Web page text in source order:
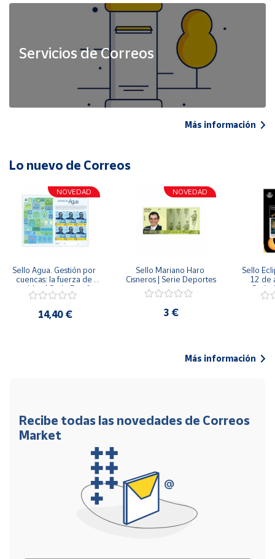
Servicios de Correos
Más información
Lo nuevo de Correos
NOVEDAD
Sello Agua. Gestión por
cuencas: la fuerza de
una idea.| Serie España
ES| Pliego Premium
14,40 €
NOVEDAD
Sello Mariano Haro
Cisneros | Serie Deportes
3 €
Sello
12 de
Serie
Más información
Recibe todas las novedades de Correos
Market